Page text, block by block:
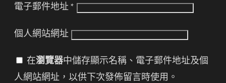
電子郵件地址 *
個人網站網址
在瀏覽器中儲存顯示名稱、電子郵件地址及個
人網站網址，以供下次發佈留言時使用。